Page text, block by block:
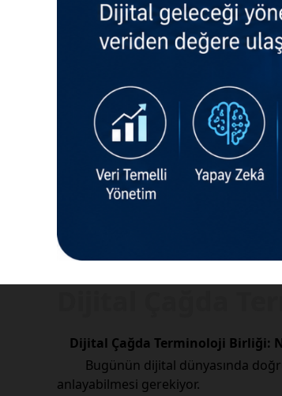
Dijital Çağda Terminoloji Birliği:
Bugünün dijital dünyasında
anlayabilmesi gerekiyor.